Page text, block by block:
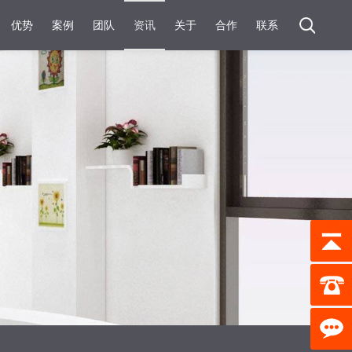
优势 案例 团队 资讯 关于 合作 联系